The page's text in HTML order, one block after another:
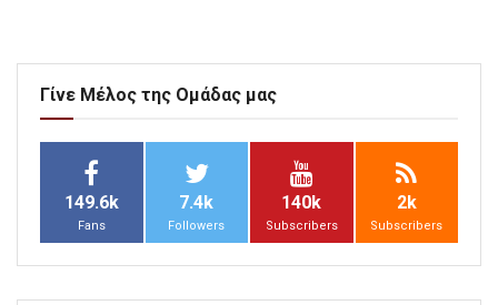
Γίνε Μέλος της Ομάδας μας
149.6k
Fans
7.4k
Followers
140k
Subscribers
2k
Subscribers